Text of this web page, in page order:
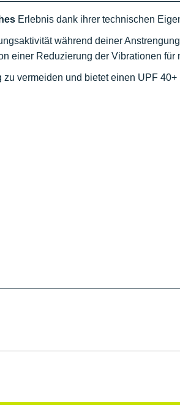
Erlebnis dank ihrer technischen
während deiner
einer Reduzierung der Vibrationen für
zu vermeiden und bietet einen UPF